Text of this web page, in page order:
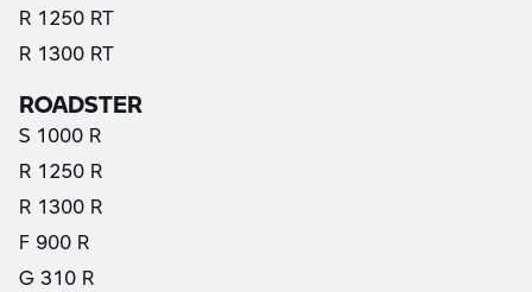
R 1250 RT
R 1300 RT
ROADSTER
S 1000 R
R 1250 R
R 1300 R
F 900 R
G 310 R